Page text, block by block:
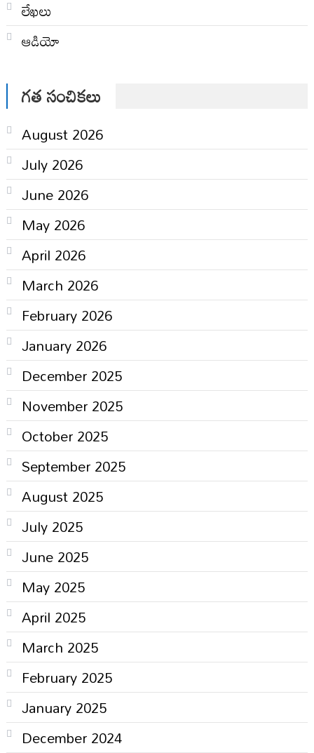
లేఖలు
ఆడియో
గత సంచికలు
August 2026
July 2026
June 2026
May 2026
April 2026
March 2026
February 2026
January 2026
December 2025
November 2025
October 2025
September 2025
August 2025
July 2025
June 2025
May 2025
April 2025
March 2025
February 2025
January 2025
December 2024